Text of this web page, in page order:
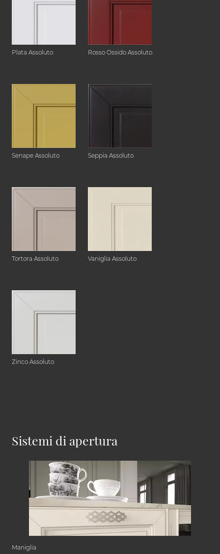
Plata Assoluto Rosso Ossido Assoluto
Senape Assoluto Seppia Assoluto
Tortora Assoluto Vaniglia Assoluto
Zinco Assoluto
Sistemi di apertura
Maniglia